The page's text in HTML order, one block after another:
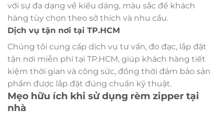
với sự đa dạng về kiểu dáng, màu sắc để khách
hàng tùy chọn theo sở thích và nhu cầu.
Dịch vụ tận nơi tại TP.HCM
Chúng tôi cung cấp dịch vụ tư vấn, đo đạc, lắp đặt
tận nơi miễn phí tại TP.HCM, giúp khách hàng tiết
kiệm thời gian và công sức, đồng thời đảm bảo sản
phẩm được lắp đặt đúng chuẩn kỹ thuật.
Mẹo hữu ích khi sử dụng rèm zipper tại
nhà